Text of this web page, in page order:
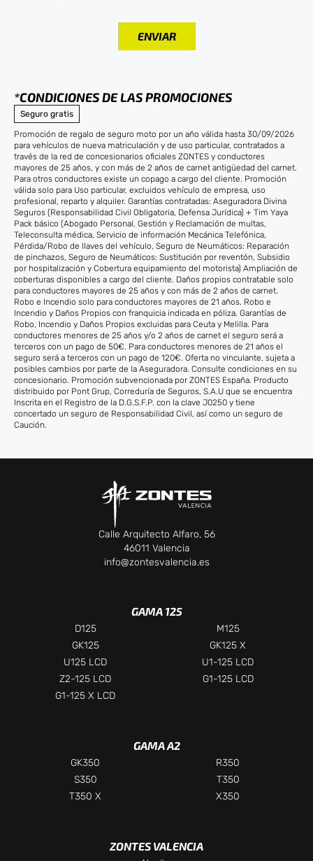
*CONDICIONES DE LAS PROMOCIONES
Seguro gratis
Promoción de regalo de seguro moto por un año válida hasta 30/09/2026
para vehículos de nueva matriculación y de uso particular, contratados a
través de la red de concesionarios oficiales ZONTES y conductores
mayores de 25 años, y con más de 2 años de carnet antigüedad del carnet.
Para otros conductores existe un copago a cargo del cliente. Promoción
válida solo para Uso particular, excluidos vehículo de empresa, uso
profesional, reparto y alquiler. Garantías contratadas: Aseguradora Divina
Seguros (Responsabilidad Civil Obligatoria, Defensa Jurídica) + Tim Yaya
Pack básico (Abogado Personal, Gestión y Reclamación de multas,
Teleconsulta médica, Servicio de información Mecánica Telefónica,
Pérdida/Robo de llaves del vehículo, Seguro de Neumáticos: Reparación
de pinchazos, Seguro de Neumáticos: Sustitución por reventón, Subsidio
por hospitalización y Cobertura equipamiento del motorista) Ampliación de
coberturas disponibles a cargo del cliente. Daños propios contratable solo
para conductores mayores de 25 años y con más de 2 años de carnet.
Robo e Incendio solo para conductores mayores de 21 años. Robo e
Incendio y Daños Propios con franquicia indicada en póliza. Garantías de
Robo, Incendio y Daños Propios excluidas para Ceuta y Melilla. Para
conductores menores de 25 años y/o 2 años de carnet el seguro será a
terceros con un pago de 50€. Para conductores menores de 21 años el
seguro será a terceros con un pago de 120€. Oferta no vinculante, sujeta a
posibles cambios por parte de la Aseguradora. Consulte condiciones en su
concesionario. Promoción subvencionada por ZONTES España. Producto
distribuido por Pont Grup, Correduría de Seguros, S.A.U que se encuentra
Inscrita en el Registro de la D.G.S.F.P. con la clave J0250 y tiene
concertado un seguro de Responsabilidad Civil, así como un seguro de
Caución.
Chatea con nosotros
Calle Arquitecto Alfaro, 56
46011 Valencia
info@zontesvalencia.es
GAMA 125
D125
M125
GK125
GK125 X
U125 LCD
U1-125 LCD
Z2-125 LCD
G1-125 LCD
G1-125 X LCD
GAMA A2
GK350
R350
S350
T350
T350 X
X350
ZONTES VALENCIA